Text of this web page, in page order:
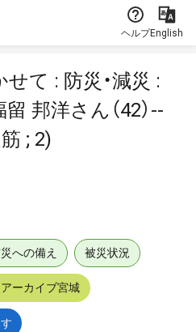
ヘルプEnglish
て : 防災・減災 :
邦洋さん（42）--
; 2)
への備え 被災状況
ーカイブ宮城